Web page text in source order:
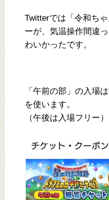
Twitterでは「令和ち
ーが、気温操作間違
わいかったです。
「午前の部」の入場
を使います。
（午後は入場フリー）